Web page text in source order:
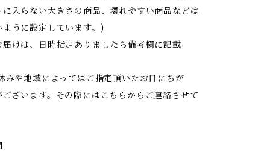
入らない大きさの商品、壊れやすい商品などは
うに設定しています。)
けは、日時指定ありましたら備考欄に記載
や地域によってはご指定頂いたお日にちが
ざいます。その際にはこちらからご連絡させて